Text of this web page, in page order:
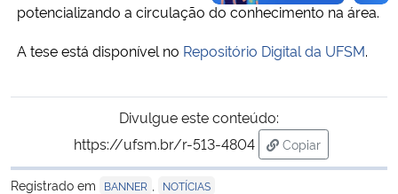
potencializando a circulação do conhecimento na área.
A tese está disponível no Repositório Digital da UFSM.
Divulgue este conteúdo:
https://ufsm.br/r-513-4804
Copiar
para área de
Registrado em
BANNER NOTÍCIAS